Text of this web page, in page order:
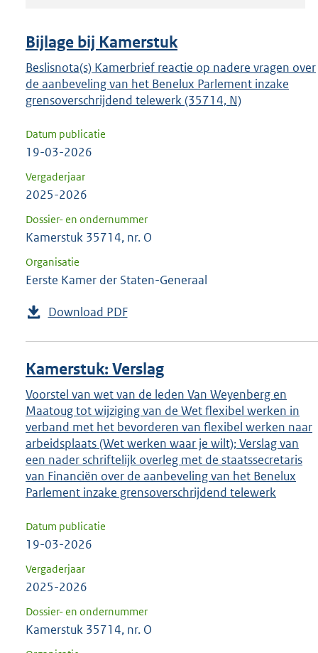
uw
keuze
te
bevestigen.
Bijlage bij Kamerstuk
Beslisnota(s) Kamerbrief reactie op nadere vragen over
de aanbeveling van het Benelux Parlement inzake
grensoverschrijdend telewerk (35714, N)
Datum publicatie
19-03-2026
Vergaderjaar
2025-2026
Dossier- en ondernummer
Kamerstuk 35714, nr. O
Organisatie
Eerste Kamer der Staten-Generaal
Download PDF
Kamerstuk: Verslag
Voorstel van wet van de leden Van Weyenberg en
Maatoug tot wijziging van de Wet flexibel werken in
verband met het bevorderen van flexibel werken naar
arbeidsplaats (Wet werken waar je wilt); Verslag van
een nader schriftelijk overleg met de staatssecretaris
van Financiën over de aanbeveling van het Benelux
Parlement inzake grensoverschrijdend telewerk
Datum publicatie
19-03-2026
Vergaderjaar
2025-2026
Dossier- en ondernummer
Kamerstuk 35714, nr. O